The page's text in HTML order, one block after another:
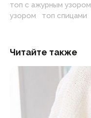
топ с ажурным узором
узором
топ спицами
Читайте также